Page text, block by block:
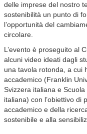
delle imprese del nostro
sostenibilità un punto di
l’opportunità del
circolare.
L’evento è proseguito al
alcuni video ideati dagli
una tavola rotonda, a cui
accademico (Franklin
Svizzera italiana e
italiana) con l’obiettivo di
accademico e della
sostenibile e alla